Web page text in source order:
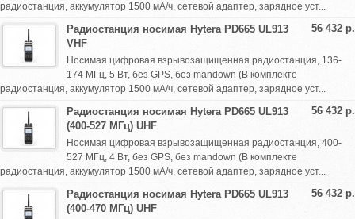
радиостанция, аккумулятор 1500 мА/ч, сетевой адаптер, зарядное уст...
56 432 р.
Радиостанция носимая Hytera PD665 UL913
VHF
Носимая цифровая взрывозащищенная радиостанция, 136-
174 МГц, 5 Вт, без GPS, без mandown (В комплекте
радиостанция, аккумулятор 1500 мА/ч, сетевой адаптер, зарядное уст...
56 432 р.
Радиостанция носимая Hytera PD665 UL913
(400-527 МГц) UHF
Носимая цифровая взрывозащищенная радиостанция, 400-
527 МГц, 4 Вт, без GPS, без mandown (В комплекте
радиостанция, аккумулятор 1500 мА/ч, сетевой адаптер, зарядное уст...
56 432 р.
Радиостанция носимая Hytera PD665 UL913
(400-470 МГц) UHF